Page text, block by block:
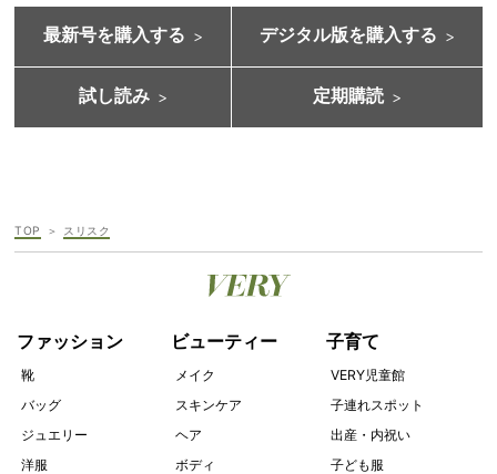
最新号を購入する デジタル版を購入する
試し読み 定期購読
TOP スリスク
ファッション
靴
バッグ
ジュエリー
洋服
ビューティー
メイク
スキンケア
ヘア
ボディ
子育て
VERY児童館
子連れスポット
出産・内祝い
子ども服